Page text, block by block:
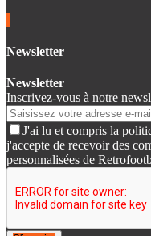
Newsletter
Newsletter
Inscrivez-vous à notre
J'ai lu et compris la
j'accepte de recevoir des
personnalisées de